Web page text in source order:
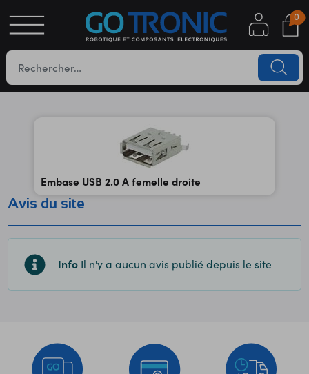
0
Embase USB 2.0 A femelle droite
Avis du site
Info Il n'y a aucun avis publié depuis le site